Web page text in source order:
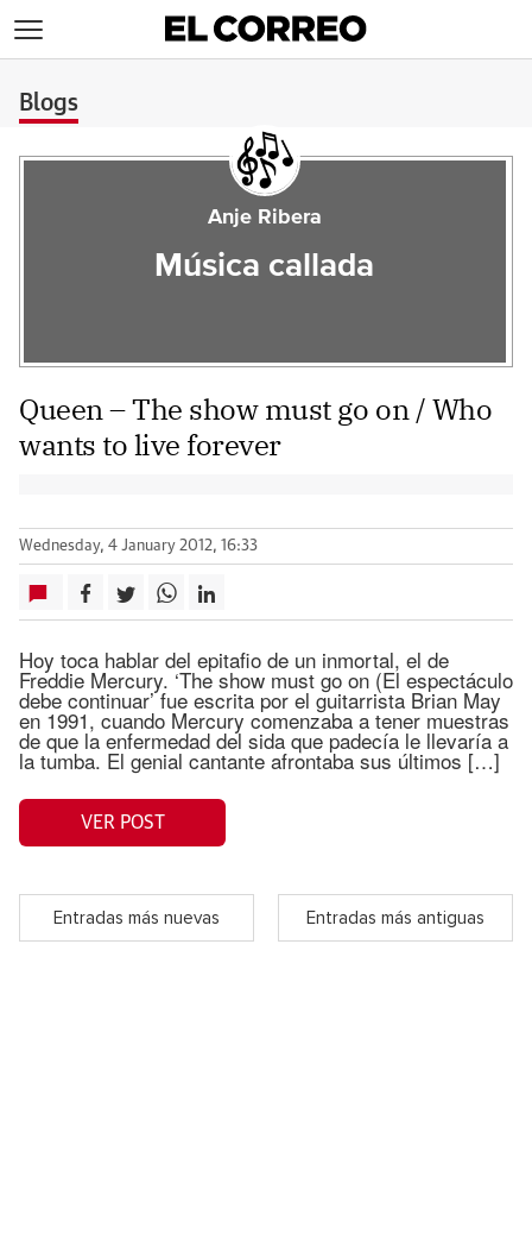
Blogs
Anje Ribera
Música callada
Queen – The show must go on / Who
wants to live forever
Wednesday, 4 January 2012, 16:33
Hoy toca hablar del epitafio de un inmortal, el de
Freddie Mercury. ‘The show must go on (El espectáculo
debe continuar’ fue escrita por el guitarrista Brian May
en 1991, cuando Mercury comenzaba a tener muestras
de que la enfermedad del sida que padecía le llevaría a
la tumba. El genial cantante afrontaba sus últimos […]
VER POST
Entradas más nuevas Entradas más antiguas